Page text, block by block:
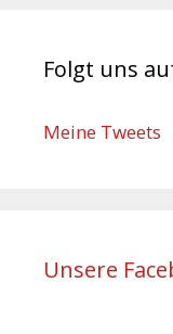
Folgt uns
Meine Tweets
Unsere